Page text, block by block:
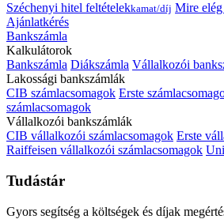
Széchenyi hitel feltételekkamat/díj Mire elég
Ajánlatkérés
Bankszámla
Kalkulátorok
Bankszámla Diákszámla Vállalkozói
Lakossági bankszámlák
CIB számlacsomagok Erste
számlacsomagok
Vállalkozói bankszámlák
CIB vállalkozói számlacsomagok Erste
Raiffeisen vállalkozói számlacsomagok
Tudástár
Gyors segítség a költségek és díjak